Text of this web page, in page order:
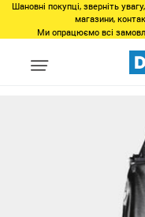
Шановні покупці, зверніть
магазини,
Ми опрацюємо всі
Види спорту